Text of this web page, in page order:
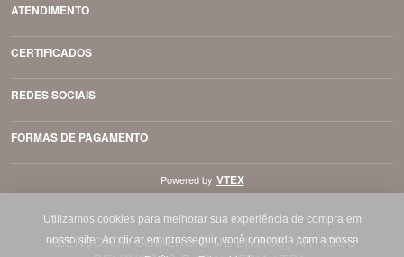
ATENDIMENTO
CERTIFICADOS
REDES SOCIAIS
FORMAS DE PAGAMENTO
Powered by VTEX
ABENÇOADA COMÉRCIO DE LIVROS, ARTIGOS
Utilizamos cookies para melhorar sua experiência de compra em
nosso site. Ao clicar em prosseguir, você concorda com a nossa